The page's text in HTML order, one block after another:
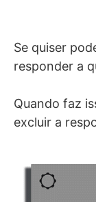
Se quiser
responder a
Quando faz
excluir a